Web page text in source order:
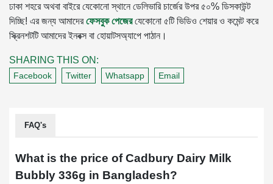
ঢাকা শহরে অথবা বাইরে যেকোনো স্থানে ডেলিভারি চার্জের উপর ৫০% ডিসকাউন্ট
দিচ্ছি! এর জন্য আমাদেরফেসবুক পেজেরযেকোনো ৫টি ভিডিও শেয়ার ও কমেন্ট করে
স্ক্রিনশটটি আমাদের ইনবক্স বা হোয়াটসঅ্যাপে পাঠান।
SHARING THIS ON:
Facebook Twitter Whatsapp Email
FAQ's
What is the price of Cadbury Dairy Milk
Bubbly 336g in Bangladesh?